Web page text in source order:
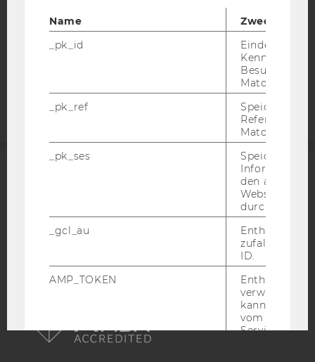
STUDIENBEWERBER*INNEN UND STUDIERENDE
COOKIE EINSTELLUNGEN
Barrierefreiheitserklärung
Name
Zweck
_pk_id
Eindeutige
Besuchers
Matomo.
_pk_ref
Speicherung
Referrers
Matomo.
_pk_ses
Speicherung
den aktuellen
durch
_gcl_au
Enthält eine
ID.
AMP_TOKEN
Enthält ein
verwendet
kann, um
vom AMP-
Service